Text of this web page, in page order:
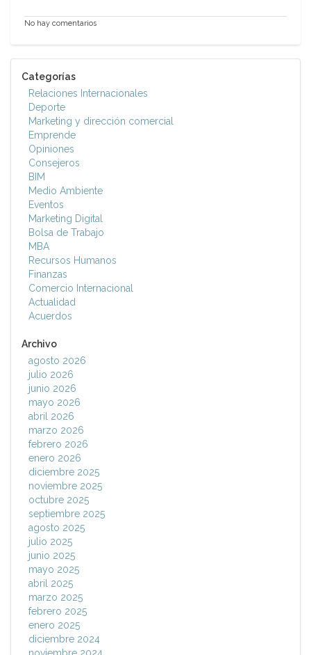
No hay comentarios
Categorías
Relaciones Internacionales
Deporte
Marketing y dirección comercial
Emprende
Opiniones
Consejeros
BIM
Medio Ambiente
Eventos
Marketing Digital
Bolsa de Trabajo
MBA
Recursos Humanos
Finanzas
Comercio Internacional
Actualidad
Acuerdos
Archivo
agosto 2026
julio 2026
junio 2026
mayo 2026
abril 2026
marzo 2026
febrero 2026
enero 2026
diciembre 2025
noviembre 2025
octubre 2025
septiembre 2025
agosto 2025
julio 2025
junio 2025
mayo 2025
abril 2025
marzo 2025
febrero 2025
enero 2025
diciembre 2024
noviembre 2024